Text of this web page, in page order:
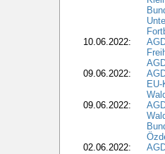
10.06.2022:
09.06.2022:
09.06.2022:
02.06.2022: